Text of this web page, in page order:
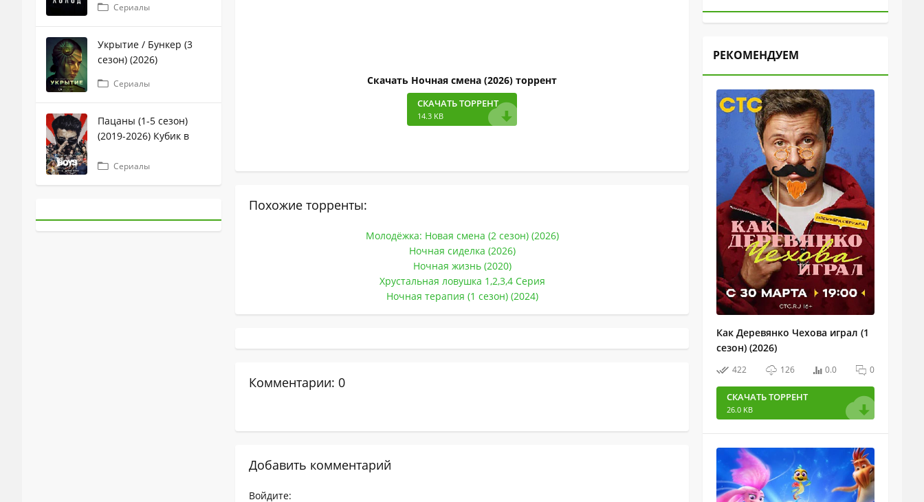
Сериалы
Укрытие / Бункер (3
сезон) (2026)
Сериалы
Пацаны (1-5 сезон)
(2019-2026) Кубик в
Сериалы
Скачать Ночная смена (2026) торрент
СКАЧАТЬ ТОРРЕНТ
14.3 KB
Похожие торренты:
Молодёжка: Новая смена (2 сезон) (2026)
Ночная сиделка (2026)
Ночная жизнь (2020)
Хрустальная ловушка 1,2,3,4 Серия
Ночная терапия (1 сезон) (2024)
Комментарии: 0
Добавить комментарий
Войдите:
РЕКОМЕНДУЕМ
Как Деревянко Чехова играл (1
сезон) (2026)
422 126 0.0 0
СКАЧАТЬ ТОРРЕНТ
26.0 KB